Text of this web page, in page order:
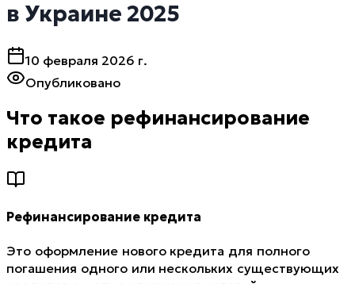
в Украине 2025
10 февраля 2026 г.
Опубликовано
Что такое рефинансирование
кредита
Рефинансирование кредита
Это оформление нового кредита для полного
погашения одного или нескольких существующих